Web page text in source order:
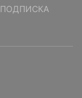
ПОДПИСКА